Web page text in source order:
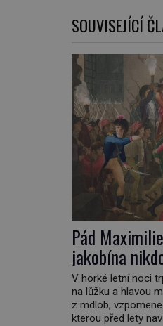
SOUVISEJÍCÍ
Pád
jakobína
V horké letní noci
na lůžku a hlavou
z mdlob,
kterou před lety